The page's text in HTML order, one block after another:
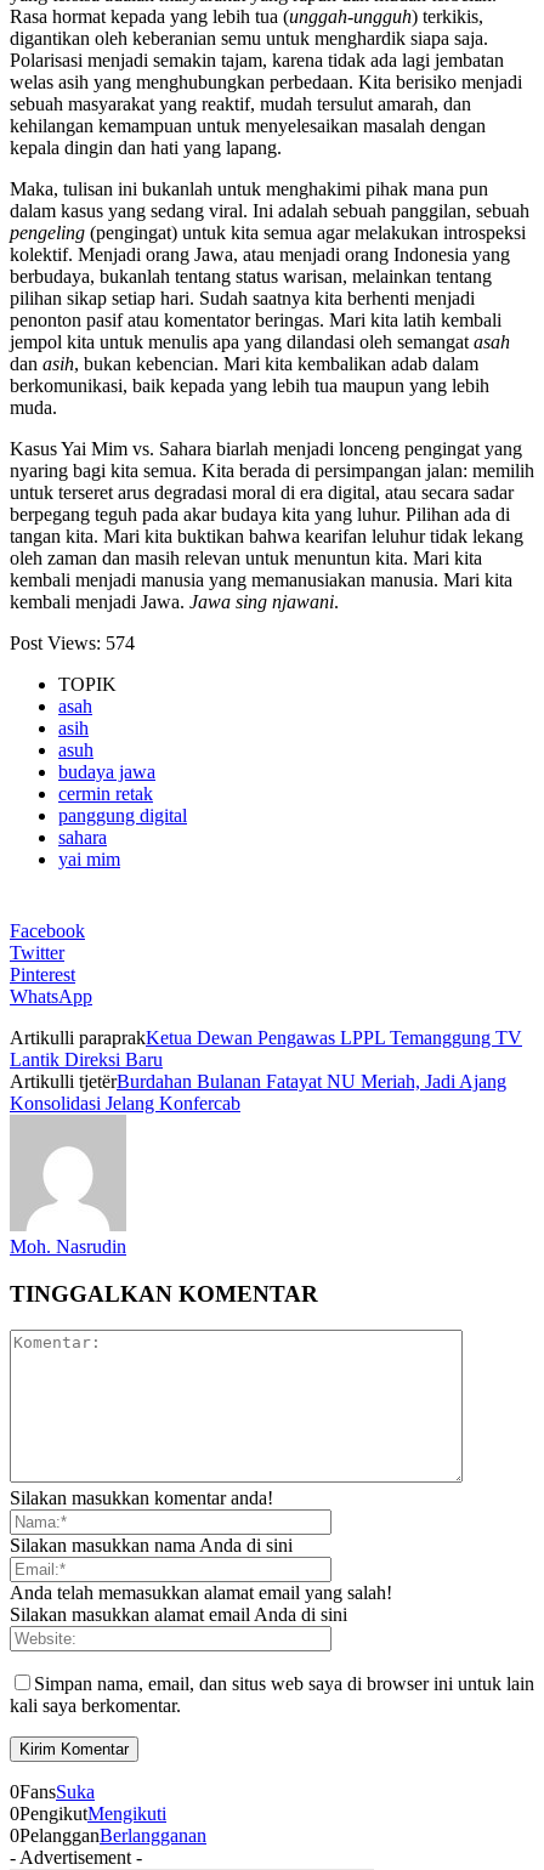
Rasa hormat kepada yang lebih tua (unggah-ungguh) terkikis,
digantikan oleh keberanian semu untuk menghardik siapa saja.
Polarisasi menjadi semakin tajam, karena tidak ada lagi jembatan
welas asih yang menghubungkan perbedaan. Kita berisiko menjadi
sebuah masyarakat yang reaktif, mudah tersulut amarah, dan
kehilangan kemampuan untuk menyelesaikan masalah dengan
kepala dingin dan hati yang lapang.
Maka, tulisan ini bukanlah untuk menghakimi pihak mana pun
dalam kasus yang sedang viral. Ini adalah sebuah panggilan, sebuah
pengeling (pengingat) untuk kita semua agar melakukan introspeksi
kolektif. Menjadi orang Jawa, atau menjadi orang Indonesia yang
berbudaya, bukanlah tentang status warisan, melainkan tentang
pilihan sikap setiap hari. Sudah saatnya kita berhenti menjadi
penonton pasif atau komentator beringas. Mari kita latih kembali
jempol kita untuk menulis apa yang dilandasi oleh semangat asah
dan asih, bukan kebencian. Mari kita kembalikan adab dalam
berkomunikasi, baik kepada yang lebih tua maupun yang lebih
muda.
Kasus Yai Mim vs. Sahara biarlah menjadi lonceng pengingat yang
nyaring bagi kita semua. Kita berada di persimpangan jalan: memilih
untuk terseret arus degradasi moral di era digital, atau secara sadar
berpegang teguh pada akar budaya kita yang luhur. Pilihan ada di
tangan kita. Mari kita buktikan bahwa kearifan leluhur tidak lekang
oleh zaman dan masih relevan untuk menuntun kita. Mari kita
kembali menjadi manusia yang memanusiakan manusia. Mari kita
kembali menjadi Jawa. Jawa sing njawani.
Post Views: 574
TOPIK
asah
asih
asuh
budaya jawa
cermin retak
panggung digital
sahara
yai mim
Facebook
Twitter
Pinterest
WhatsApp
Artikulli paraprakKetua Dewan Pengawas LPPL Temanggung TV
Lantik Direksi Baru
Artikulli tjetërBurdahan Bulanan Fatayat NU Meriah, Jadi Ajang
Konsolidasi Jelang Konfercab
Moh. Nasrudin
TINGGALKAN KOMENTAR
Silakan masukkan komentar anda!
Silakan masukkan nama Anda di sini
Anda telah memasukkan alamat email yang salah!
Silakan masukkan alamat email Anda di sini
Simpan nama, email, dan situs web saya di browser ini untuk lain
kali saya berkomentar.
0FansSuka
0PengikutMengikuti
0PelangganBerlangganan
- Advertisement -